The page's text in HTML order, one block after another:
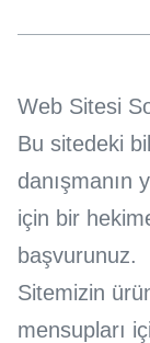
Web Sitesi
Bu sitedeki
danışmanın
için bir
başvurunuz.
Sitemizin
mensupları